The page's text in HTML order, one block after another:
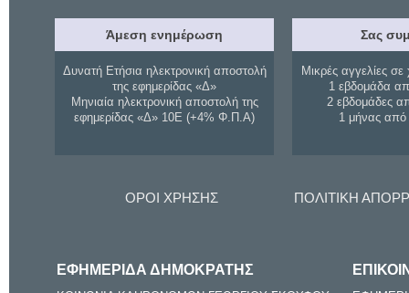
Άμεση ενημέρωση
Δυνατή Ετήσια ηλεκτρονική αποστολή
της εφημερίδας «Δ»
Μηνιαία ηλεκτρονική αποστολή της
εφημερίδας «Δ» 10Ε (+4% Φ.Π.Α)
Σας
Μικρές αγγελίες σε
1 εβδομάδα
2 εβδομάδες
1 μήνας
ΟΡΟΙ ΧΡΗΣΗΣ ΠΟΛΙΤΙΚΗ
ΕΦΗΜΕΡΙΔΑ ΔΗΜΟΚΡΑΤΗΣ